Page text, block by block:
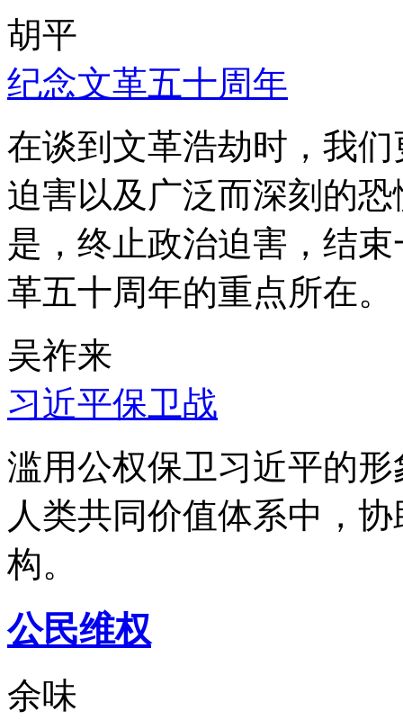
胡平
纪念文革五十周年
在谈到文革浩劫时，我
迫害以及广泛而深刻的
是，终止政治迫害，结
革五十周年的重点所在。
吴祚来
习近平保卫战
滥用公权保卫习近平的
人类共同价值体系中，
构。
公民维权
余味